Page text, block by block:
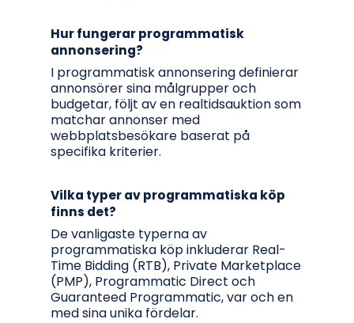
Hur fungerar programmatisk
annonsering?
I programmatisk annonsering definierar
annonsörer sina målgrupper och
budgetar, följt av en realtidsauktion som
matchar annonser med
webbplatsbesökare baserat på
specifika kriterier.
Vilka typer av programmatiska köp
finns det?
De vanligaste typerna av
programmatiska köp inkluderar Real-
Time Bidding (RTB), Private Marketplace
(PMP), Programmatic Direct och
Guaranteed Programmatic, var och en
med sina unika fördelar.